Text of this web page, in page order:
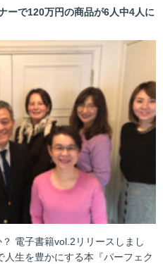
ーで120万円の商品が6人中4人に
電子書籍vol.2リリースしまし
生を豊かにする本『パーフェク